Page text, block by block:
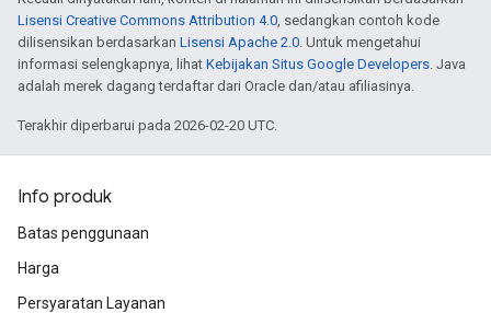
Lisensi Creative Commons Attribution 4.0, sedangkan contoh kode
dilisensikan berdasarkan Lisensi Apache 2.0. Untuk mengetahui
informasi selengkapnya, lihat Kebijakan Situs Google Developers. Java
adalah merek dagang terdaftar dari Oracle dan/atau afiliasinya.
Terakhir diperbarui pada 2026-02-20 UTC.
Info produk
Batas penggunaan
Harga
Persyaratan Layanan